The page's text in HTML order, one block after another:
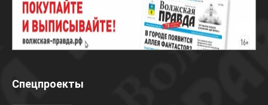
Спецпроекты